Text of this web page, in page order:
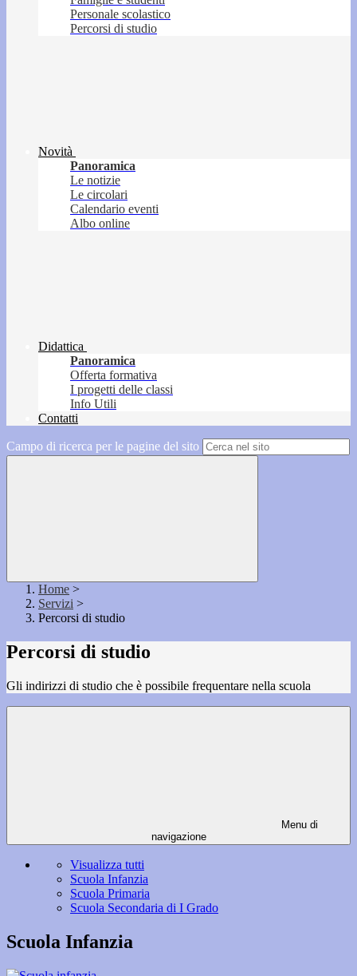
Personale scolastico
Percorsi di studio
Novità
Panoramica
Le notizie
Le circolari
Calendario eventi
Albo online
Didattica
Panoramica
Offerta formativa
I progetti delle classi
Info Utili
Contatti
Campo di ricerca per le pagine del sito
Home >
Servizi >
Percorsi di studio
Percorsi di studio
Gli indirizzi di studio che è possibile frequentare nella scuola
Menu di
navigazione
Visualizza tutti
Scuola Infanzia
Scuola Primaria
Scuola Secondaria di I Grado
Scuola Infanzia